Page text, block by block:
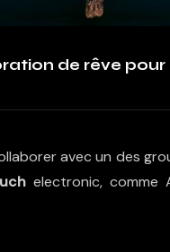
de rêve pour
avec un des
electronic, comme